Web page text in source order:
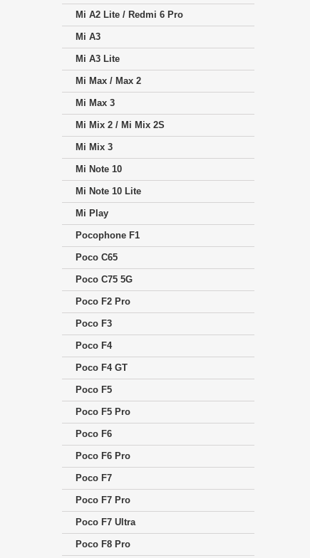
Mi A2 Lite / Redmi 6 Pro
Mi A3
Mi A3 Lite
Mi Max / Max 2
Mi Max 3
Mi Mix 2 / Mi Mix 2S
Mi Mix 3
Mi Note 10
Mi Note 10 Lite
Mi Play
Pocophone F1
Poco C65
Poco C75 5G
Poco F2 Pro
Poco F3
Poco F4
Poco F4 GT
Poco F5
Poco F5 Pro
Poco F6
Poco F6 Pro
Poco F7
Poco F7 Pro
Poco F7 Ultra
Poco F8 Pro